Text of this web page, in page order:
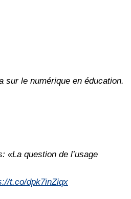
sur le numérique en éducation.
«La question de l’usage
t.co/dpk7inZiqx